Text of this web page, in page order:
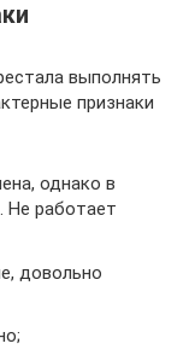
выполнять
признаки
однако в
Не работает
довольно